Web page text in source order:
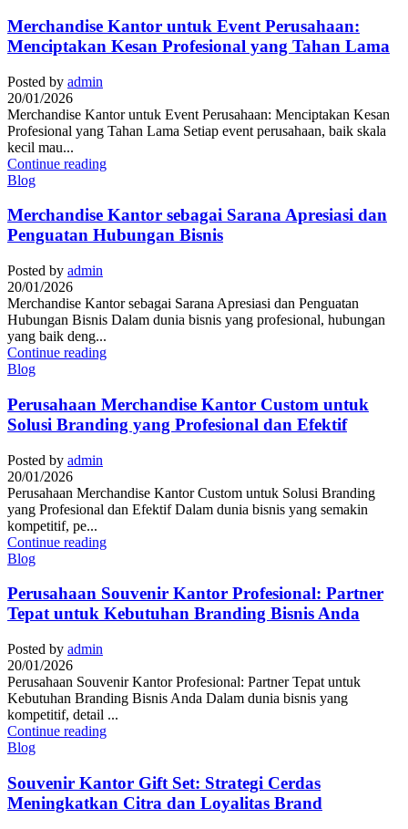
Merchandise Kantor untuk Event Perusahaan:
Menciptakan Kesan Profesional yang Tahan Lama
Posted by admin
20/01/2026
Merchandise Kantor untuk Event Perusahaan: Menciptakan Kesan
Profesional yang Tahan Lama Setiap event perusahaan, baik skala
kecil mau...
Continue reading
Blog
Merchandise Kantor sebagai Sarana Apresiasi dan
Penguatan Hubungan Bisnis
Posted by admin
20/01/2026
Merchandise Kantor sebagai Sarana Apresiasi dan Penguatan
Hubungan Bisnis Dalam dunia bisnis yang profesional, hubungan
yang baik deng...
Continue reading
Blog
Perusahaan Merchandise Kantor Custom untuk
Solusi Branding yang Profesional dan Efektif
Posted by admin
20/01/2026
Perusahaan Merchandise Kantor Custom untuk Solusi Branding
yang Profesional dan Efektif Dalam dunia bisnis yang semakin
kompetitif, pe...
Continue reading
Blog
Perusahaan Souvenir Kantor Profesional: Partner
Tepat untuk Kebutuhan Branding Bisnis Anda
Posted by admin
20/01/2026
Perusahaan Souvenir Kantor Profesional: Partner Tepat untuk
Kebutuhan Branding Bisnis Anda Dalam dunia bisnis yang
kompetitif, detail ...
Continue reading
Blog
Souvenir Kantor Gift Set: Strategi Cerdas
Meningkatkan Citra dan Loyalitas Brand